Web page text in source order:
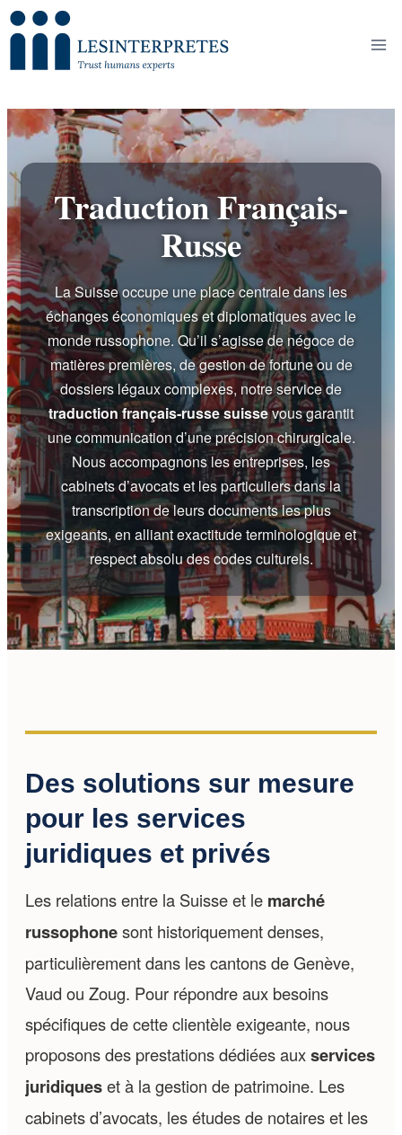
Skip
Traduction Français-
Russe
La Suisse occupe une place centrale dans les
échanges économiques et diplomatiques avec le
monde russophone. Qu’il s’agisse de négoce de
matières premières, de gestion de fortune ou de
dossiers légaux complexes, notre service de
traduction français-russe suissevous garantit
une communication d’une précision chirurgicale.
Nous accompagnons les entreprises, les
cabinets d’avocats et les particuliers dans la
transcription de leurs documents les plus
exigeants, en alliant exactitude terminologique et
respect absolu des codes culturels.
Des solutions sur mesure
pour les services
juridiques et privés
Les relations entre la Suisse et le marché
russophonesont historiquement denses,
particulièrement dans les cantons de Genève,
Vaud ou Zoug. Pour répondre aux besoins
spécifiques de cette clientèle exigeante, nous
proposons des prestations dédiées auxservices
juridiqueset à la gestion de patrimoine. Les
cabinets d’avocats, les études de notaires et les